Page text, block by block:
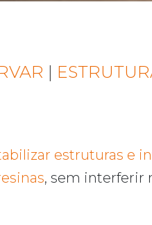
|
estruturas e
, sem interferir